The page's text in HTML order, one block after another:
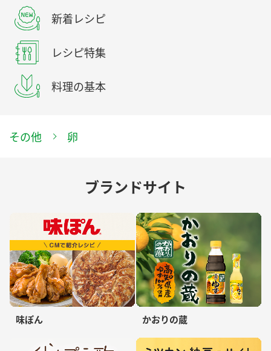
新着レシピ
レシピ特集
料理の基本
その他 卵
ブランドサイト
味ぽん かおりの蔵